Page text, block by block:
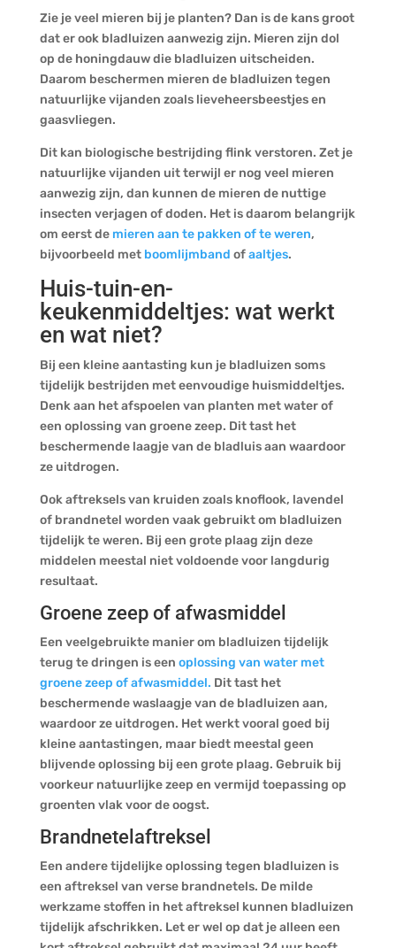
Zie je veel mieren bij je planten? Dan is de kans groot
dat er ook bladluizen aanwezig zijn. Mieren zijn dol
op de honingdauw die bladluizen uitscheiden.
Daarom beschermen mieren de bladluizen tegen
natuurlijke vijanden zoals lieveheersbeestjes en
gaasvliegen.
Dit kan biologische bestrijding flink verstoren. Zet je
natuurlijke vijanden uit terwijl er nog veel mieren
aanwezig zijn, dan kunnen de mieren de nuttige
insecten verjagen of doden. Het is daarom belangrijk
om eerst de mieren aan te pakken of te weren,
bijvoorbeeld met boomlijmband ofaaltjes.
Huis-tuin-en-
keukenmiddeltjes: wat werkt
en wat niet?
Bij een kleine aantasting kun je bladluizen soms
tijdelijk bestrijden met eenvoudige huismiddeltjes.
Denk aan het afspoelen van planten met water of
een oplossing van groene zeep. Dit tast het
beschermende laagje van de bladluis aan waardoor
ze uitdrogen.
Ook aftreksels van kruiden zoals knoflook, lavendel
of brandnetel worden vaak gebruikt om bladluizen
tijdelijk te weren. Bij een grote plaag zijn deze
middelen meestal niet voldoende voor langdurig
resultaat.
Groene zeep of afwasmiddel
Een veelgebruikte manier om bladluizen tijdelijk
terug te dringen is een oplossing van water met
groene zeep of afwasmiddel. Dit tast het
beschermende waslaagje van de bladluizen aan,
waardoor ze uitdrogen. Het werkt vooral goed bij
kleine aantastingen, maar biedt meestal geen
blijvende oplossing bij een grote plaag. Gebruik bij
voorkeur natuurlijke zeep en vermijd toepassing op
groenten vlak voor de oogst.
Brandnetelaftreksel
Een andere tijdelijke oplossing tegen bladluizen is
een aftreksel van verse brandnetels. De milde
werkzame stoffen in het aftreksel kunnen bladluizen
tijdelijk afschrikken. Let er wel op dat je alleen een